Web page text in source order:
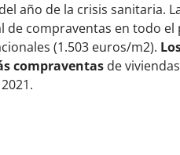
año de la crisis sanitaria.
de compraventas en todo
(1.503 euros/m2).
compraventas de